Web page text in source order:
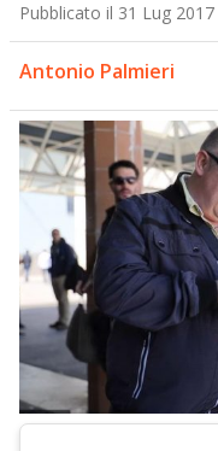
Pubblicato il 31 Lug 2017
Antonio Palmieri